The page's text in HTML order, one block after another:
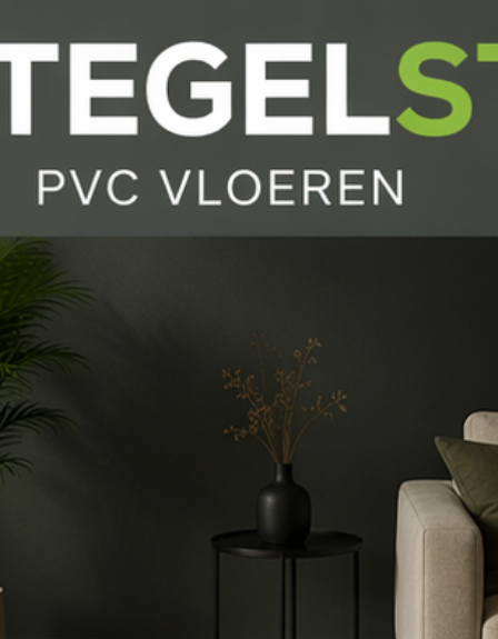
HOME
ACTIETEGELS VOOR ONLINE PRIJZEN
PVC | SPC VLOEREN NIEUW!
LAMINAAT Q5 TECH NIEUW WATERBESTENDIG
WINKELS & OPENINGSTIJDEN